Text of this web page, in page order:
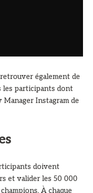
également de
les participants dont
Manager Instagram de
doivent
et valider les 50 000
À chaque